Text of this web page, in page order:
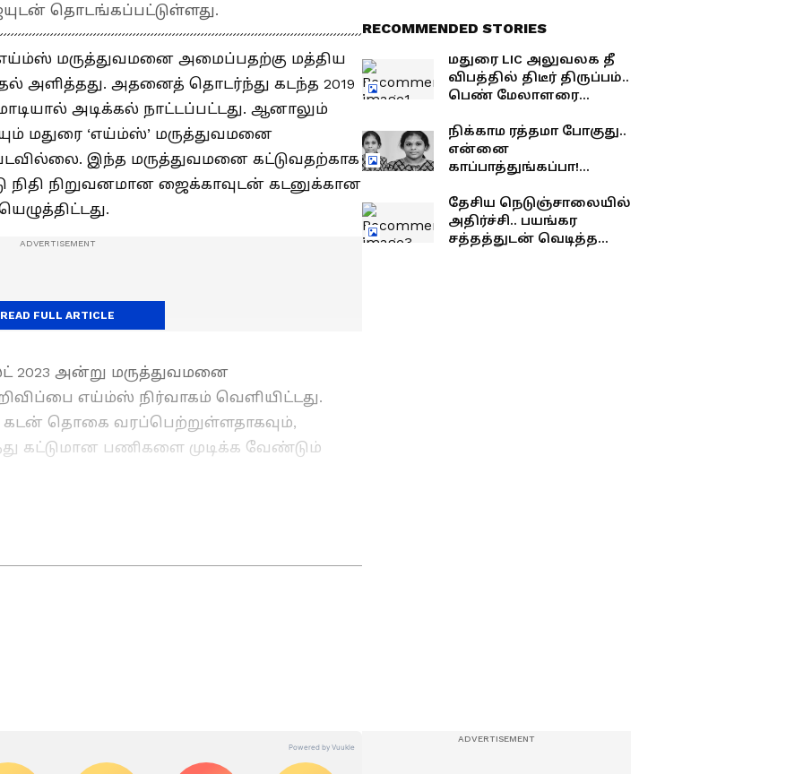
தொடங்கப்பட்டுள்ளது.
எய்ம்ஸ் மருத்துவமனை அமைப்பதற்கு மத்திய
அளித்தது. அதனைத் தொடர்ந்து கடந்த 2019
அடிக்கல் நாட்டப்பட்டது. ஆனாலும்
மதுரை ‘எய்ம்ஸ்’ மருத்துவமனை
இந்த மருத்துவமனை கட்டுவதற்காக
நிதி நிறுவனமான ஜைக்காவுடன் கடனுக்கான
2023 அன்று மருத்துவமனை
எய்ம்ஸ் நிர்வாகம் வெளியிட்டது.
கடன் தொகை வரப்பெற்றுள்ளதாகவும்,
கட்டுமான பணிகளை முடிக்க வேண்டும்
பொதுமக்கள்
READ FULL ARTICLE
RECOMMENDED STORIES
மதுரை LIC அலுவலக தீ
விபத்தில் திடீர் திருப்பம்..
பெண் மேலாளரை
கொன்றது அம்பலம்!
நிக்காம ரத்தமா போகுது..
என்னை
காப்பாத்துங்கப்பா!
கல்லூரி மாணவியின்
கடைசி நிமிடக் கதறல்!
நடந்தது என்ன?
தேசிய நெடுஞ்சாலையில்
அதிர்ச்சி.. பயங்கர
சத்தத்துடன் வெடித்த